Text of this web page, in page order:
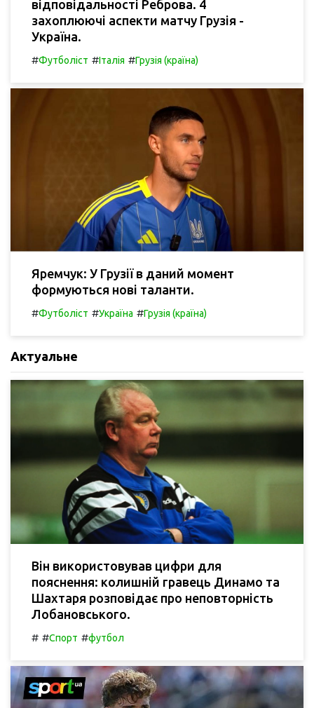
відповідальності Реброва. 4
захоплюючі аспекти матчу Грузія -
Україна.
#Футболіст #Італія #Грузія (країна)
Яремчук: У Грузії в даний момент
формуються нові таланти.
#Футболіст #Україна #Грузія (країна)
Актуальне
Він використовував цифри для
пояснення: колишній гравець Динамо та
Шахтаря розповідає про неповторність
Лобановського.
# #Спорт #футбол